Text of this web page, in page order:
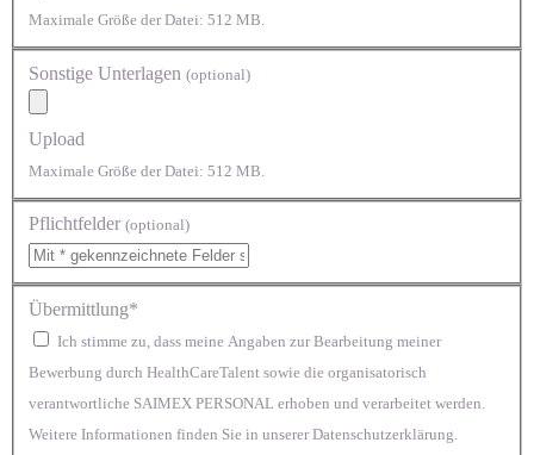
Maximale Größe der Datei: 512 MB.
Sonstige Unterlagen (optional)
Upload
Maximale Größe der Datei: 512 MB.
Pflichtfelder (optional)
Übermittlung*
Ich stimme zu, dass meine Angaben zur Bearbeitung meiner
Bewerbung durch HealthCareTalent sowie die organisatorisch
verantwortliche SAIMEX PERSONAL erhoben und verarbeitet werden.
Weitere Informationen finden Sie in unserer Datenschutzerklärung.